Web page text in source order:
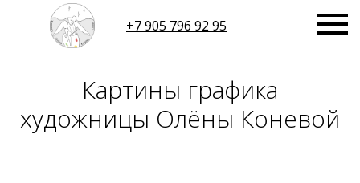
+7 905 796 92 95
Картины графика
художницы Олёны Коневой